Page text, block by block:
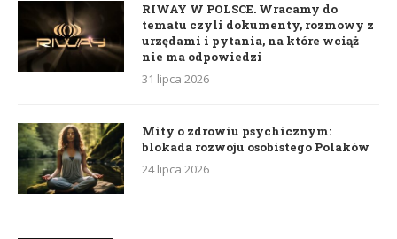
RIWAY W POLSCE. Wracamy do
tematu czyli dokumenty, rozmowy z
urzędami i pytania, na które wciąż
nie ma odpowiedzi
31 lipca 2026
Mity o zdrowiu psychicznym:
blokada rozwoju osobistego Polaków
24 lipca 2026